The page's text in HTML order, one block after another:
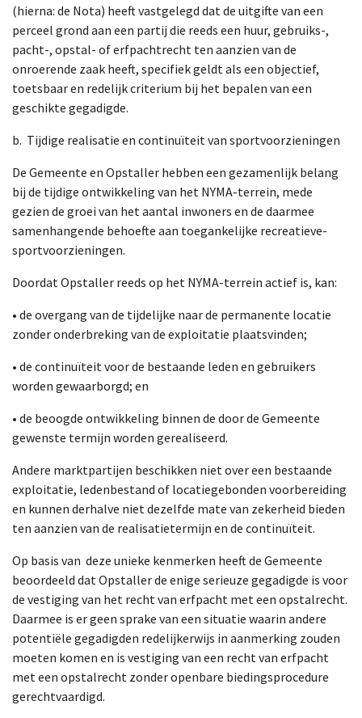
(hierna: de Nota) heeft vastgelegd dat de uitgifte van een
perceel grond aan een partij die reeds een huur, gebruiks-,
pacht-, opstal- of erfpachtrecht ten aanzien van de
onroerende zaak heeft, specifiek geldt als een objectief,
toetsbaar en redelijk criterium bij het bepalen van een
geschikte gegadigde.
b. Tijdige realisatie en continuïteit van sportvoorzieningen
De Gemeente en Opstaller hebben een gezamenlijk belang
bij de tijdige ontwikkeling van het NYMA-terrein, mede
gezien de groei van het aantal inwoners en de daarmee
samenhangende behoefte aan toegankelijke recreatieve-
sportvoorzieningen.
Doordat Opstaller reeds op het NYMA-terrein actief is, kan:
• de overgang van de tijdelijke naar de permanente locatie
zonder onderbreking van de exploitatie plaatsvinden;
• de continuïteit voor de bestaande leden en gebruikers
worden gewaarborgd; en
• de beoogde ontwikkeling binnen de door de Gemeente
gewenste termijn worden gerealiseerd.
Andere marktpartijen beschikken niet over een bestaande
exploitatie, ledenbestand of locatiegebonden voorbereiding
en kunnen derhalve niet dezelfde mate van zekerheid bieden
ten aanzien van de realisatietermijn en de continuïteit.
Op basis van deze unieke kenmerken heeft de Gemeente
beoordeeld dat Opstaller de enige serieuze gegadigde is voor
de vestiging van het recht van erfpacht met een opstalrecht.
Daarmee is er geen sprake van een situatie waarin andere
potentiële gegadigden redelijkerwijs in aanmerking zouden
moeten komen en is vestiging van een recht van erfpacht
met een opstalrecht zonder openbare biedingsprocedure
gerechtvaardigd.